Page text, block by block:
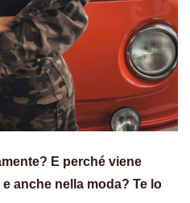
E perché viene
anche nella moda? Te lo